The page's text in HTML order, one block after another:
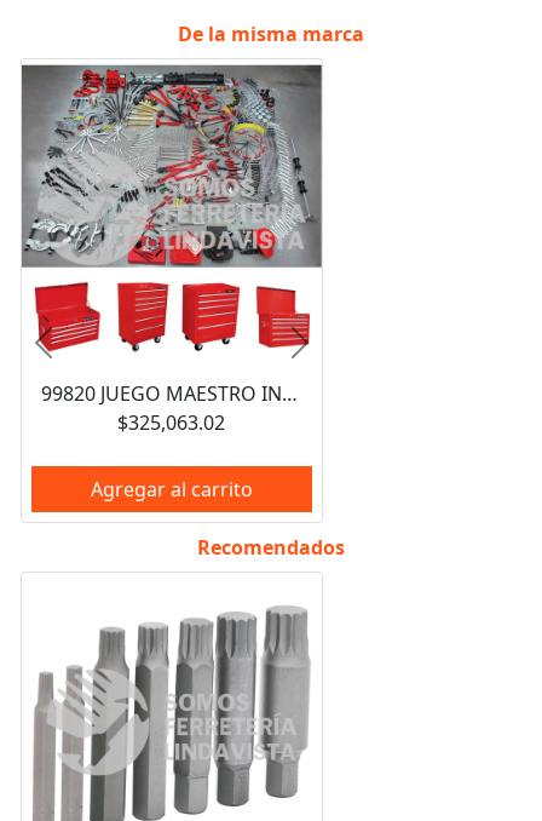
De la misma marca
99820 JUEGO MAESTRO INDUSTRIAL COMBINADO 940 PIEZAS, CON GABINETES EX27M5, EX27M6, EX27S6 URREA
$325,063.02
Agregar al carrito
Anterior Siguiente
Recomendados